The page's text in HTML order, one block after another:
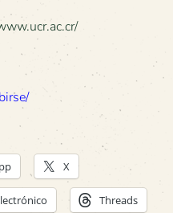
X
Threads